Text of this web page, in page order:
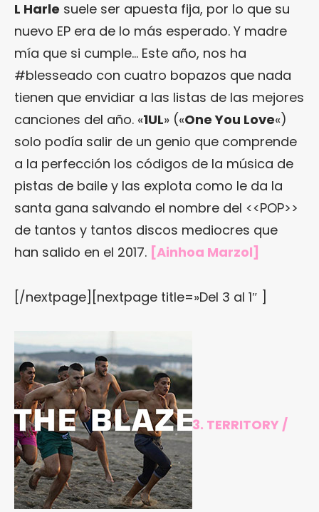
L Harle suele ser apuesta fija, por lo que su
nuevo EP era de lo más esperado. Y madre
mía que si cumple… Este año, nos ha
#blesseado con cuatro bopazos que nada
tienen que envidiar a las listas de las mejores
canciones del año. «1UL» («One You Love«)
solo podía salir de un genio que comprende
a la perfección los códigos de la música de
pistas de baile y las explota como le da la
santa gana salvando el nombre del <<POP>>
de tantos y tantos discos mediocres que
han salido en el 2017. [Ainhoa Marzol]
[/nextpage][nextpage title=»Del 3 al 1″ ]
3. TERRITORY /